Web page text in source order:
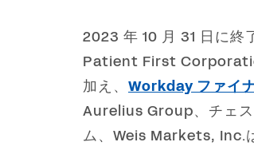
2023 年 10 月 31 日に
Patient First
加え、 Workday ファイ
Aurelius Group、チェ
ム、Weis Markets, Inc.